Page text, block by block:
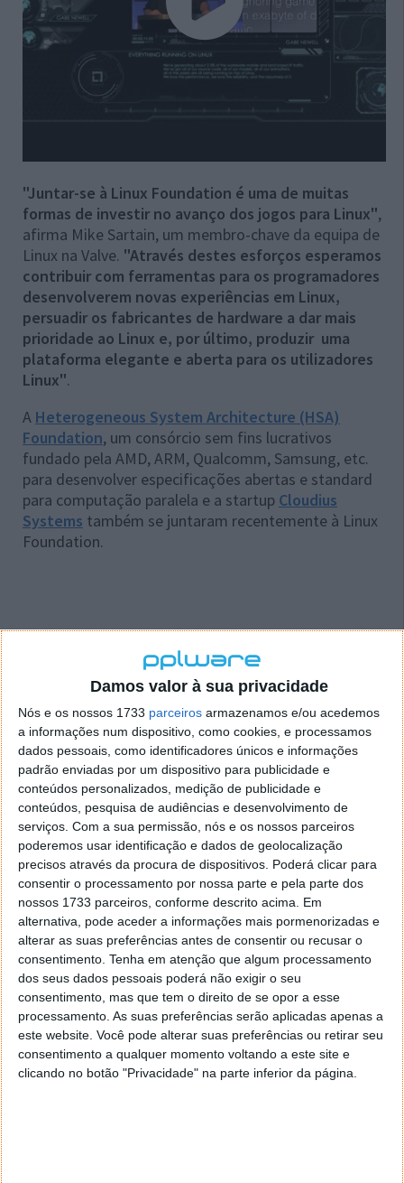
Damos valor à sua privacidade
Nós e os nossos 1733 parceiros armazenamos e/ou acedemos
a informações num dispositivo, como cookies, e processamos
dados pessoais, como identificadores únicos e informações
padrão enviadas por um dispositivo para publicidade e
conteúdos personalizados, medição de publicidade e
conteúdos, pesquisa de audiências e desenvolvimento de
serviços. Com a sua permissão, nós e os nossos parceiros
poderemos usar identificação e dados de geolocalização
precisos através da procura de dispositivos. Poderá clicar para
consentir o processamento por nossa parte e pela parte dos
nossos 1733 parceiros, conforme descrito acima. Em
alternativa, pode aceder a informações mais pormenorizadas e
alterar as suas preferências antes de consentir ou recusar o
consentimento. Tenha em atenção que algum processamento
dos seus dados pessoais poderá não exigir o seu
consentimento, mas que tem o direito de se opor a esse
processamento. As suas preferências serão aplicadas apenas a
este website. Você pode alterar suas preferências ou retirar seu
consentimento a qualquer momento voltando a este site e
clicando no botão "Privacidade" na parte inferior da página.
"Juntar-se à Linux Foundation é uma de muitas
formas de investir no avanço dos jogos para Linux",
afirma Mike Sartain, um membro-chave da equipa de
Linux na Valve. "Através destes esforços esperamos
contribuir com ferramentas para os programadores
desenvolverem novas experiências em Linux,
persuadir os fabricantes de hardware a dar mais
prioridade ao Linux e, por último, produzir uma
plataforma elegante e aberta para os utilizadores
Linux".
A Heterogeneous System Architecture (HSA)
Foundation, um consórcio sem fins lucrativos
fundado pela AMD, ARM, Qualcomm, Samsung, etc.
para desenvolver especificações abertas e standard
para computação paralela e a startup Cloudius
Systems também se juntaram recentemente à Linux
Foundation.
Este artigo tem mais de um ano
Acompanhe o Pplware no Google Notícias
Proponha uma correção, faça uma sugestão
Autor:Ana Narciso
Tags: ataques Linux Linux Foundation Virus
PRÓXIMO ARTIGO
Google já permite exportar dados do Gmail e do
Calendar
ARTIGO ANTERIOR